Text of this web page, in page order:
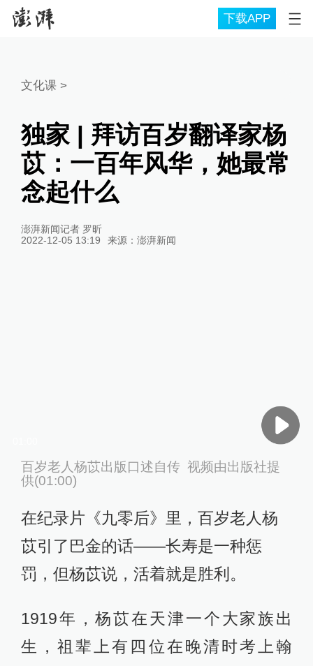
下载APP
文化课>
独家 | 拜访百岁翻译家杨
苡：一百年风华，她最常
念起什么
澎湃新闻记者 罗昕
2022-12-05 13:19
来源： 澎湃新闻
百岁老人杨苡出版口述自传 视频由出版社提
供(01:00)
在纪录片《九零后》里，百岁老人杨
苡引了巴金的话——长寿是一种惩
罚，但杨苡说，活着就是胜利。
1919年，杨苡在天津一个大家族出
生，祖辈上有四位在晚清时考上翰